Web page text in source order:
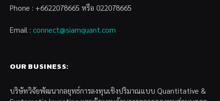
Phone : +6622078665 หรือ 022078665
Email : connect@siamquant.com
OUR BUSINESS:
บริษัทวิจัยพัฒนากลยุทธ์การลงทุนเชิงปริมาณแบบ Quantitative &